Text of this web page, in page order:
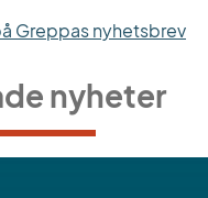
Greppas nyhetsbrev
nyheter